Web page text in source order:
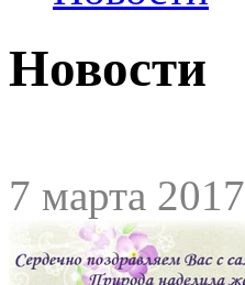
Новости
7 марта 2017